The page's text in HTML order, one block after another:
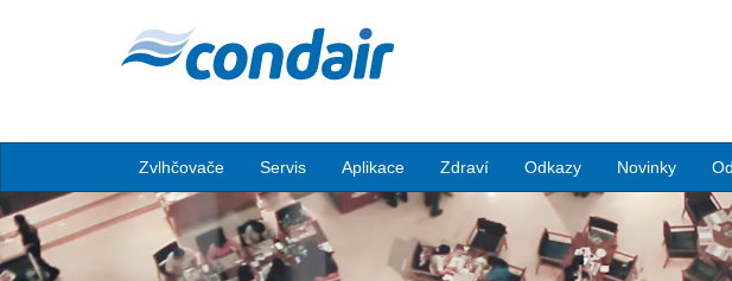
Zvlhčovače Servis Aplikace Zdraví Odkazy Novinky